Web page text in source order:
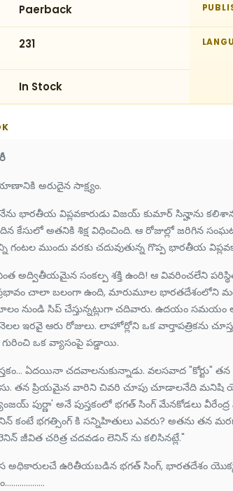
Paerback
231
In Stock
అరుదైన సాక్ష్యం.
భారతీయ విప్లవకారుడు విజయ్ కుమార్ సిన్హాను
కేసులో అతనికి శిక్ష విధించింది. ఆ రోజుల్లో జరిగిన
ముందు వరకు చదువుతున్న గొప్ప భారతీయ
అద్వితీయమైన సంకల్ప శక్తి ఉంది! ఆ వివరించలేని
చాలా బలంగా ఉంది, మారుమూల భారతదేశంలోని
నుండి సిప్ చేస్తున్నట్లుగా చదివారు. ఉదయం
ఇరవై ఆరు రోజులు. లాహోర్లోని ఒక వార్తాపత్రికను
ఒక వ్యాసంపై పడ్డాయి.
ఏదయినా చదవాలనుకున్నాడు. వలసవాద "కోర్టు"
తన ప్రియమైన వారిని చివరి చూపు చూడాలనేది మనిషి
పుర్ణా' అనే పుస్తకంలో భగత్ సింగ్ మేనకోడలు
కంటే భగత్సింగ్ కి సన్నిహితులు ఎవరు? అతను తన
జీవిత చరిత్ర చదవడం లెనిన్ ను కలిసినట్లే."
అధికారులచే ఉరితీయబడిన భగత్ సింగ్, భారతదేశం